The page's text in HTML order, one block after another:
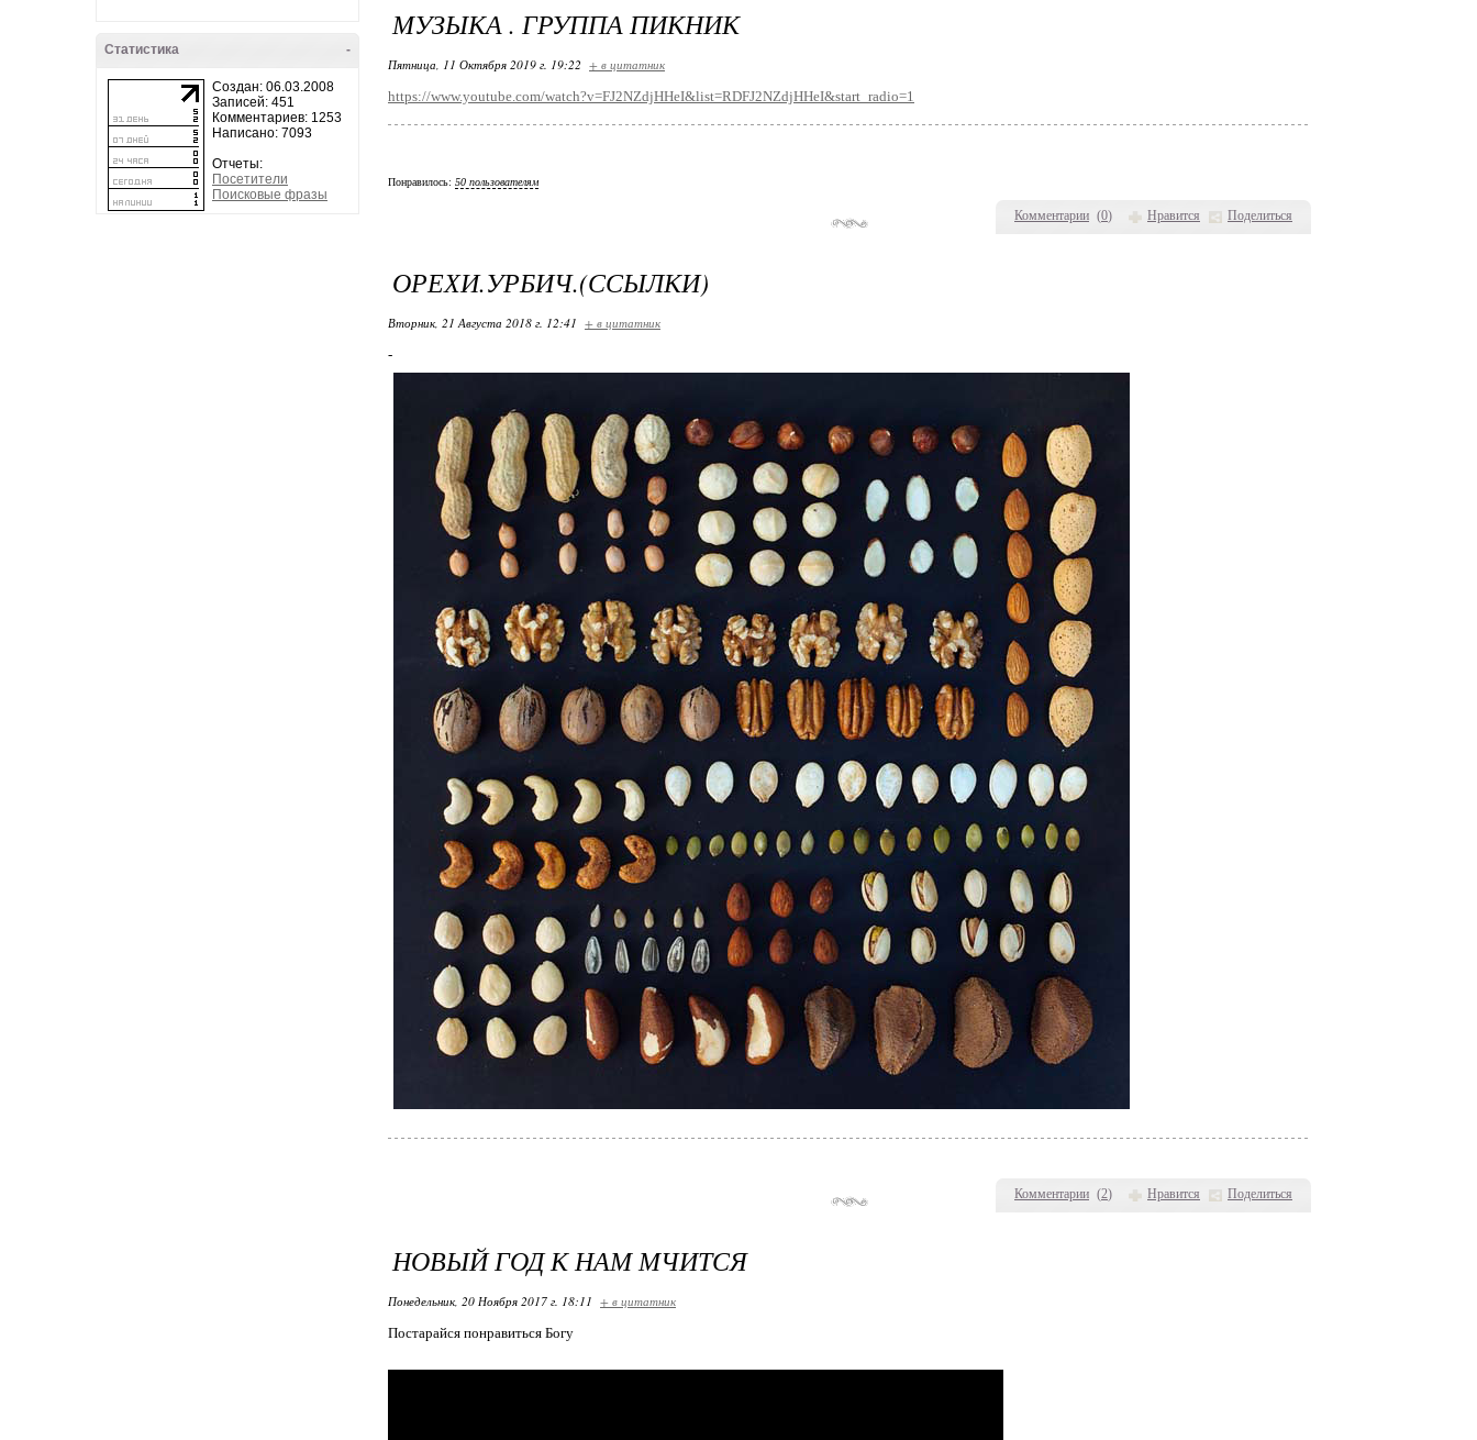
-
Статистика
Создан: 06.03.2008
Записей: 451
Комментариев: 1253
Написано: 7093
Отчеты:
Посетители
Поисковые фразы
Комментарии (0) Нравится Поделиться
МУЗЫКА . ГРУППА ПИКНИК
Пятница, 11 Октября 2019 г. 19:22 + в цитатник
https://www.youtube.com/watch?v=FJ2NZdjHHeI&list=RDFJ2NZdjHHeI&start_radio=1
Понравилось: 50 пользователям
Комментарии (2) Нравится Поделиться
ОРЕХИ.УРБИЧ.(ССЫЛКИ)
Вторник, 21 Августа 2018 г. 12:41 + в цитатник
-
НОВЫЙ ГОД К НАМ МЧИТСЯ
Понедельник, 20 Ноября 2017 г. 18:11 + в цитатник
Постарайся понравиться Богу